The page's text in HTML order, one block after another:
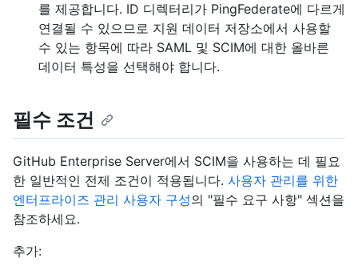
를 제공합니다. ID 디렉터리가 PingFederate에 다르게
연결될 수 있으므로 지원 데이터 저장소에서 사용할
수 있는 항목에 따라 SAML 및 SCIM에 대한 올바른
데이터 특성을 선택해야 합니다.
필수 조건
GitHub Enterprise Server에서 SCIM을 사용하는 데 필요
한 일반적인 전제 조건이 적용됩니다. 사용자 관리를 위한
엔터프라이즈 관리 사용자 구성의 "필수 요구 사항" 섹션을
참조하세요.
추가: